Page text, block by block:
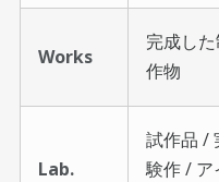
Works
完成し
作物
Lab.
試作品 /
験作 / ア